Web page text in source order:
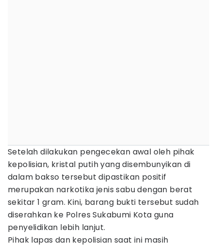
Setelah dilakukan pengecekan awal oleh pihak
kepolisian, kristal putih yang disembunyikan di
dalam bakso tersebut dipastikan positif
merupakan narkotika jenis sabu dengan berat
sekitar 1 gram. Kini, barang bukti tersebut sudah
diserahkan ke Polres Sukabumi Kota guna
penyelidikan lebih lanjut.
Pihak lapas dan kepolisian saat ini masih